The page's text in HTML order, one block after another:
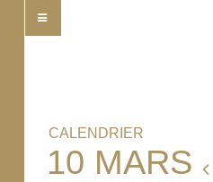
10 MARS
CALENDRIER